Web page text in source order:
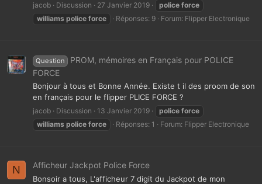
jacob Discussion 27 Janvier 2019 police force
williams police force Réponses: 9 Forum: Flipper Electronique
Question
PROM, mémoires en Français pour POLICE
FORCE
Bonjour à tous et Bonne Année. Existe t il des proom de son
en français pour le flipper PLICE FORCE ?
jacob Discussion 13 Janvier 2019 police force
williams police force Réponses: 1 Forum: Flipper Electronique
N Afficheur Jackpot Police Force
Bonsoir a tous, L'afficheur 7 digit du Jackpot de mon